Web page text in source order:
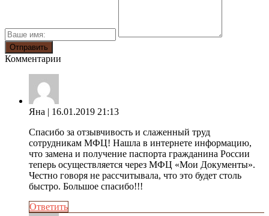
Комментарии
Яна | 16.01.2019 21:13
Спасибо за отзывчивость и слаженный труд
сотрудникам МФЦ! Нашла в интернете информацию,
что замена и получение паспорта гражданина России
теперь осуществляется через МФЦ «Мои Документы».
Честно говоря не рассчитывала, что это будет столь
быстро. Большое спасибо!!!
Ответить